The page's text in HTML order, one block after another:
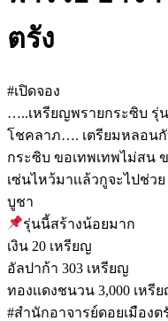
ตรัง
#เปิดจอง
…..เหรียญพรายกระซิบ รุ่น
โชคลาภ…. เตรียมหลอน
กระซิบ ขอเทพเทพไม่สน
เซ่นไหว้มาเเล้วกูจะไปช่ว
บูชา
รุ่นนี้สร้างน้อยมาก
เงิน 20 เหรียญ
อัลปาก้า 303 เหรียญ
ทองเเดงชนวน 3,000 เหรี
#สำนักอาจารย์ดอยเมืองต